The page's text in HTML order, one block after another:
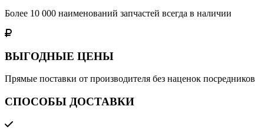
Более 10 000 наименований запчастей всегда в наличии
ВЫГОДНЫЕ ЦЕНЫ
Прямые поставки от производителя без наценок посредников
СПОСОБЫ ДОСТАВКИ